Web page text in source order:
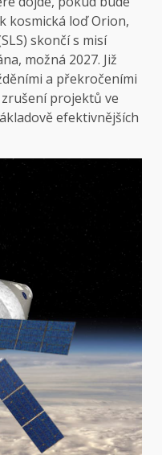
kosmická loď Orion,
skončí s misí
možná 2027. Již
a překročeními
projektů ve
efektivnějších